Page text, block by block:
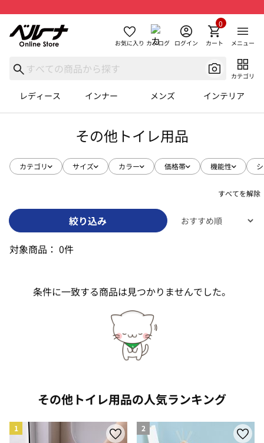
お気に入り カタログ ログイン カート
0
メニュー
カテゴリ
レディース インナー メンズ インテリア
その他トイレ用品
カテゴリ サイズ カラー 価格帯 機能性
すべてを解除
絞り込み
対象商品： 0件
条件に一致する商品は見つかりませんでした。
その他トイレ用品の人気ランキング
1 2